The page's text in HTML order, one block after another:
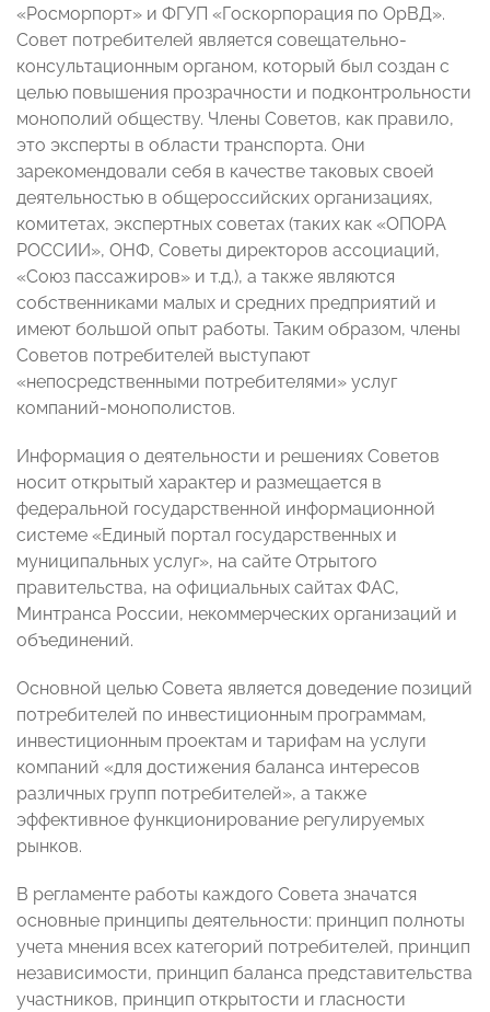
«Росморпорт» и ФГУП «Госкорпорация по ОрВД».
Совет потребителей является совещательно-
консультационным органом, который был создан с
целью повышения прозрачности и подконтрольности
монополий обществу. Члены Советов, как правило,
это эксперты в области транспорта. Они
зарекомендовали себя в качестве таковых своей
деятельностью в общероссийских организациях,
комитетах, экспертных советах (таких как «ОПОРА
РОССИИ», ОНФ, Советы директоров ассоциаций,
«Союз пассажиров» и т.д.), а также являются
собственниками малых и средних предприятий и
имеют большой опыт работы. Таким образом, члены
Советов потребителей выступают
«непосредственными потребителями» услуг
компаний-монополистов.
Информация о деятельности и решениях Советов
носит открытый характер и размещается в
федеральной государственной информационной
системе «Единый портал государственных и
муниципальных услуг», на сайте Отрытого
правительства, на официальных сайтах ФАС,
Минтранса России, некоммерческих организаций и
объединений.
Основной целью Совета является доведение позиций
потребителей по инвестиционным программам,
инвестиционным проектам и тарифам на услуги
компаний «для достижения баланса интересов
различных групп потребителей», а также
эффективное функционирование регулируемых
рынков.
В регламенте работы каждого Совета значатся
основные принципы деятельности: принцип полноты
учета мнения всех категорий потребителей, принцип
независимости, принцип баланса представительства
участников, принцип открытости и гласности